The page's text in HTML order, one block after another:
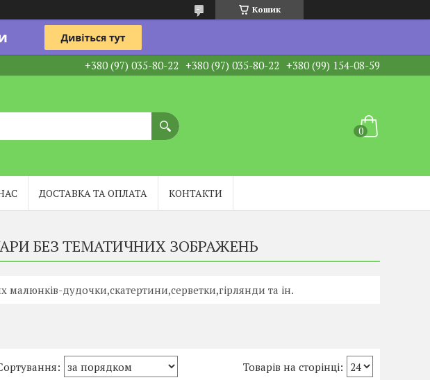
Кошик
+380 (97) 035-80-22 +380 (97) 035-80-22 +380 (99) 154-08-59
ДОСТАВКА ТА ОПЛАТА КОНТАКТИ
БЕЗ ТЕМАТИЧНИХ ЗОБРАЖЕНЬ
малюнків-дудочки,скатертини,серветки,гірлянди та ін.